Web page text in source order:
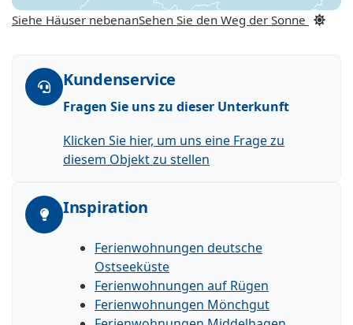
Siehe Häuser nebenanSehen Sie den Weg der Sonne
Kundenservice
Fragen Sie uns zu dieser Unterkunft
Klicken Sie hier, um uns eine Frage zu
diesem Objekt zu stellen
Inspiration
Ferienwohnungen deutsche
Ostseeküste
Ferienwohnungen auf Rügen
Ferienwohnungen Mönchgut